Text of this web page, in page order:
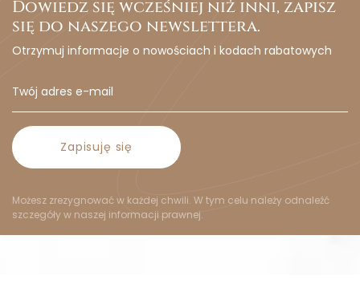
Dowiedz się wcześniej niż inni, zapisz
się do naszego newslettera.
Otrzymuj informacje o nowościach i kodach rabatowych
Zapisuję się
Możesz zrezygnować w każdej chwili. W tym celu należy odnaleźć
szczegóły w naszej informacji prawnej.